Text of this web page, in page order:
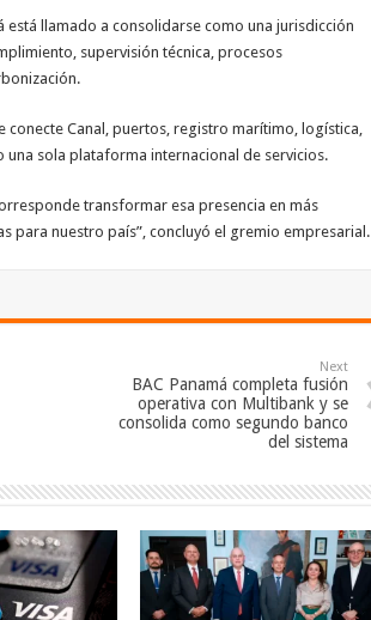
está llamado a consolidarse como una jurisdicción
supervisión técnica, procesos
conecte Canal, puertos, registro marítimo, logística,
sola plataforma internacional de servicios.
transformar esa presencia en más
para nuestro país”, concluyó el gremio empresarial.
Next
BAC Panamá completa fusión
operativa con Multibank y se
consolida como segundo banco
del sistema